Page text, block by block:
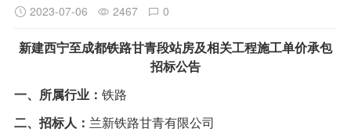
2023-07-06 2467 0
新建西宁至成都铁路甘青段站房及相关工程施工单价承包
招标公告
一、所属行业： 铁路
二、招标人： 兰新铁路甘青有限公司